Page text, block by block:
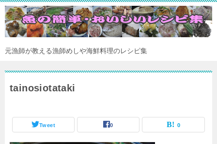
元漁師が教える漁師めしや海鮮料理のレシピ集
tainosiotataki
Tweet 0 0